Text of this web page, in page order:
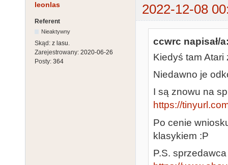
leonlas 2022-12-08
Referent
Nieaktywny
Skąd: z lasu.
Zarejestrowany: 2020-06-26
Posty: 364
ccwrc napisał/
Kiedyś tam Atari
Niedawno je
I są znowu na
https://
Po cenie
klasykiem :P
P.S.